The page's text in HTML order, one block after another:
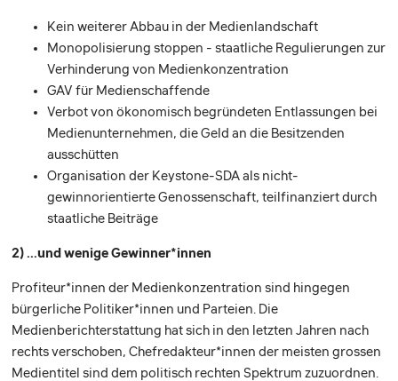
Kein weiterer Abbau in der Medienlandschaft
Monopolisierung stoppen - staatliche Regulierungen zur
Verhinderung von Medienkonzentration
GAV für Medienschaffende
Verbot von ökonomisch begründeten Entlassungen bei
Medienunternehmen, die Geld an die Besitzenden
ausschütten
Organisation der Keystone-SDA als nicht-
gewinnorientierte Genossenschaft, teilfinanziert durch
staatliche Beiträge
2) ...und wenige Gewinner*innen
Profiteur*innen der Medienkonzentration sind hingegen
bürgerliche Politiker*innen und Parteien. Die
Medienberichterstattung hat sich in den letzten Jahren nach
rechts verschoben, Chefredakteur*innen der meisten grossen
Medientitel sind dem politisch rechten Spektrum zuzuordnen.